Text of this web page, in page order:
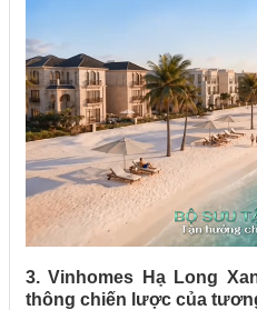
3. Vinhomes Hạ Long
thông chiến lược của